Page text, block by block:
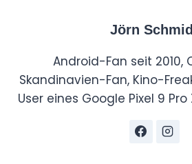
Jörn
Android-Fan seit 2010,
Skandinavien-Fan, Kino-
User eines Google Pixel 9 Pro